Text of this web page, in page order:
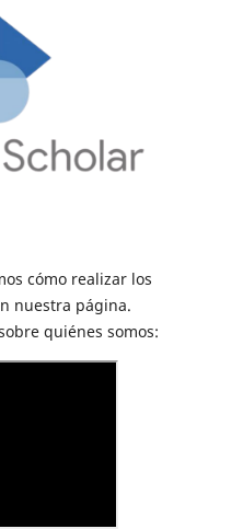
cómo realizar los
nuestra página.
quiénes somos: